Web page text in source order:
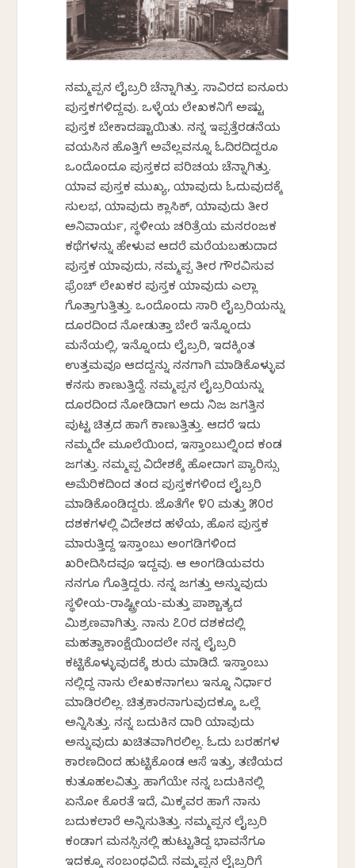
ನಮ್ಮಪ್ಪನ ಲೈಬ್ರರಿ ಚೆನ್ನಾಗಿತ್ತು. ಸಾವಿರದ ಐನೂರು
ಪುಸ್ತಕಗಳಿದ್ದವು. ಒಳ್ಳೆಯ ಲೇಖಕನಿಗೆ ಅಷ್ಟು
ಪುಸ್ತಕ ಬೇಕಾದಷ್ಟಾಯಿತು. ನನ್ನ ಇಪ್ಪತ್ತೆರಡನೆಯ
ವಯಸಿನ ಹೊತ್ತಿಗೆ ಅವೆಲ್ಲವನ್ನೂ ಓದಿರದಿದ್ದರೂ
ಒಂದೊಂದೂ ಪುಸ್ತಕದ ಪರಿಚಯ ಚೆನ್ನಾಗಿತ್ತು.
ಯಾವ ಪುಸ್ತಕ ಮುಖ್ಯ, ಯಾವುದು ಓದುವುದಕ್ಕೆ
ಸುಲಭ, ಯಾವುದು ಕ್ಲಾಸಿಕ್, ಯಾವುದು ತೀರ
ಅನಿವಾರ್ಯ, ಸ್ಥಳೀಯ ಚರಿತ್ರೆಯ ಮನರಂಜಕ
ಕಥೆಗಳನ್ನು ಹೇಳುವ ಆದರೆ ಮರೆಯಬಹುದಾದ
ಪುಸ್ತಕ ಯಾವುದು, ನಮ್ಮಪ್ಪ ತೀರ ಗೌರವಿಸುವ
ಫ್ರೆಂಚ್ ಲೇಖಕರ ಪುಸ್ತಕ ಯಾವುದು ಎಲ್ಲಾ
ಗೊತ್ತಾಗುತ್ತಿತ್ತು. ಒಂದೊಂದು ಸಾರಿ ಲೈಬ್ರರಿಯನ್ನು
ದೂರದಿಂದ ನೋಡುತ್ತಾ ಬೇರೆ ಇನ್ನೊಂದು
ಮನೆಯಲ್ಲಿ, ಇನ್ನೊಂದು ಲೈಬ್ರರಿ, ಇದಕ್ಕಿಂತ
ಉತ್ತಮವೂ ಆದದ್ದನ್ನು ನನಗಾಗಿ ಮಾಡಿಕೊಳ್ಳುವ
ಕನಸು ಕಾಣುತ್ತಿದ್ದೆ. ನಮ್ಮಪ್ಪನ ಲೈಬ್ರರಿಯನ್ನು
ದೂರದಿಂದ ನೋಡಿದಾಗ ಅದು ನಿಜ ಜಗತ್ತಿನ
ಪುಟ್ಟ ಚಿತ್ರದ ಹಾಗೆ ಕಾಣುತ್ತಿತ್ತು. ಆದರೆ ಇದು
ನಮ್ಮದೇ ಮೂಲೆಯಿಂದ, ಇಸ್ತಾಂಬುಲ್ನಿಂದ ಕಂಡ
ಜಗತ್ತು. ನಮ್ಮಪ್ಪ ವಿದೇಶಕ್ಕೆ ಹೋದಾಗ ಪ್ಯಾರಿಸ್ಸು
ಅಮೆರಿಕದಿಂದ ತಂದ ಪುಸ್ತಕಗಳಿಂದ ಲೈಬ್ರರಿ
ಮಾಡಿಕೊಂಡಿದ್ದರು. ಜೊತೆಗೇ ೪೦ ಮತ್ತು ೫೦ರ
ದಶಕಗಳಲ್ಲಿ ವಿದೇಶದ ಹಳೆಯ, ಹೊಸ ಪುಸ್ತಕ
ಮಾರುತ್ತಿದ್ದ ಇಸ್ತಾಂಬುಲ್ ಅಂಗಡಿಗಳಿಂದ
ಖರೀದಿಸಿದವೂ ಇದ್ದವು. ಆ ಅಂಗಡಿಯವರು
ನನಗೂ ಗೊತ್ತಿದ್ದರು. ನನ್ನ ಜಗತ್ತು ಅನ್ನುವುದು
ಸ್ಥಳೀಯ-ರಾಷ್ಟ್ರೀಯ-ಮತ್ತು ಪಾಶ್ಚಾತ್ಯದ
ಮಿಶ್ರಣವಾಗಿತ್ತು. ನಾನು ೭೦ರ ದಶಕದಲ್ಲಿ
ಮಹತ್ವಾಕಾಂಕ್ಷೆಯಿಂದಲೇ ನನ್ನ ಲೈಬ್ರರಿ
ಕಟ್ಟಿಕೊಳ್ಳುವುದಕ್ಕೆ ಶುರು ಮಾಡಿದೆ. ಇಸ್ತಾಂಬುಲ್
ನಲ್ಲಿದ್ದ ನಾನು ಲೇಖಕನಾಗಲು ಇನ್ನೂ ನಿರ್ಧಾರ
ಮಾಡಿರಲಿಲ್ಲ. ಚಿತ್ರಕಾರನಾಗುವುದಕ್ಕೂ ಒಲ್ಲೆ
ಅನ್ನಿಸಿತ್ತು. ನನ್ನ ಬದುಕಿನ ದಾರಿ ಯಾವುದು
ಅನ್ನುವುದು ಖಚಿತವಾಗಿರಲಿಲ್ಲ. ಓದು ಬರಹಗಳ
ಕಾರಣದಿಂದ ಹುಟ್ಟಿಕೊಂಡ ಆಸೆ ಇತ್ತು, ತಣಿಯದ
ಕುತೂಹಲವಿತ್ತು. ಹಾಗೆಯೇ ನನ್ನ ಬದುಕಿನಲ್ಲಿ
ಏನೋ ಕೊರತೆ ಇದೆ, ಮಿಕ್ಕವರ ಹಾಗೆ ನಾನು
ಬದುಕಲಾರೆ ಅನ್ನಿಸುತಿತ್ತು. ನಮ್ಮಪ್ಪನ ಲೈಬ್ರರಿ
ಕಂಡಾಗ ಮನಸ್ಸಿನಲ್ಲಿ ಹುಟ್ಟುತಿದ್ದ ಭಾವನೆಗೂ
ಇದಕ್ಕೂ ಸಂಬಂಧವಿದೆ. ನಮ್ಮಪ್ಪನ ಲೈಬ್ರರಿಗೆ